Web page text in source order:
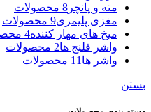
مته و پانچر 8 محصولات
مغزی پلیمری9 محصولات
میخ های مهار کننده4 محصولات
واشر فلنج ها2 محصولات
واشر ها 11 محصولات
بستن